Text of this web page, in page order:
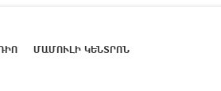
ՄԱՄՈՒԼԻ ԿԵՆՏՐՈՆ